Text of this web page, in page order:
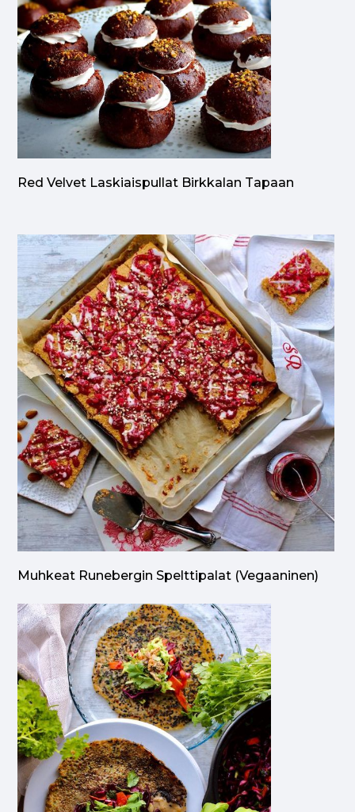
Red Velvet Laskiaispullat Birkkalan Tapaan
Muhkeat Runebergin Spelttipalat (vegaaninen)